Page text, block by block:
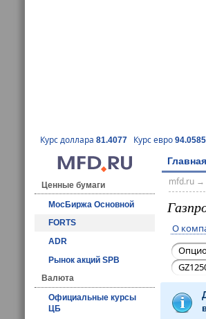
Курс доллара 81.4077 Курс евро 94.0585
Главная
Ценные бумаги
МосБиржа Основной
FORTS
ADR
Рынок акций SPB
Валюта
Официальные курсы
ЦБ
mfd.ru→
О